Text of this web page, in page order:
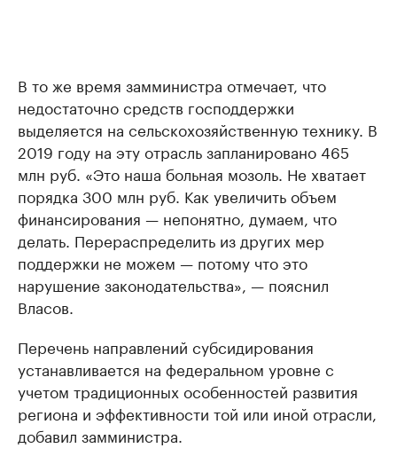
В то же время замминистра отмечает, что
недостаточно средств господдержки
выделяется на сельскохозяйственную технику. В
2019 году на эту отрасль запланировано 465
млн руб. «Это наша больная мозоль. Не хватает
порядка 300 млн руб. Как увеличить объем
финансирования — непонятно, думаем, что
делать. Перераспределить из других мер
поддержки не можем — потому что это
нарушение законодательства», — пояснил
Власов.
Перечень направлений субсидирования
устанавливается на федеральном уровне с
учетом традиционных особенностей развития
региона и эффективности той или иной отрасли,
добавил замминистра.